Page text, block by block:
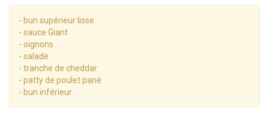
- bun supérieur lisse
- sauce Giant
- oignons
- salade
- tranche de cheddar
- patty de poulet pané
- bun inférieur